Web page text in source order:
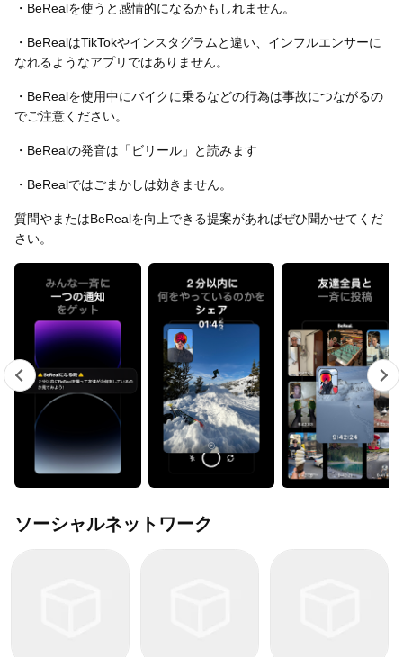
・BeRealを使うと感情的になるかもしれません。
・BeRealはTikTokやインスタグラムと違い、インフルエンサーに
なれるようなアプリではありません。
・BeRealを使用中にバイクに乗るなどの行為は事故につながるの
でご注意ください。
・BeRealの発音は「ビリール」と読みます
・BeRealではごまかしは効きません。
質問やまたはBeRealを向上できる提案があればぜひ聞かせてくだ
さい。
ソーシャルネットワーク